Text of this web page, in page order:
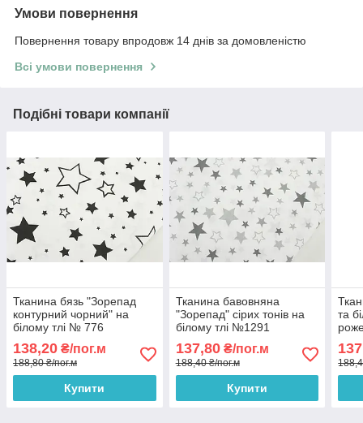
Умови повернення
Повернення товару впродовж 14 днів за домовленістю
Всі умови повернення
Подібні товари компанії
Тканина бязь "Зорепад
контурний чорний" на
білому тлі № 776
138,20 ₴/пог.м
188,80 ₴/пог.м
Купити
Тканина бавовняна
"Зорепад" сірих тонів на
білому тлі №1291
137,80₴/пог.м
188,40 ₴/пог.м
Купити
та